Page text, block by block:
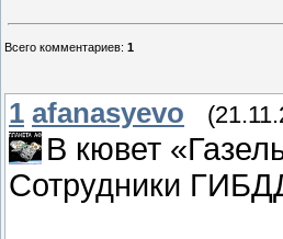
Всего комментариев: 1
1 afanasyevo
В кювет
Сотрудники